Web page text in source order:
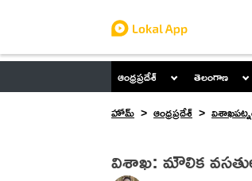
ఆంధ్రప్రదేశ్ తెలంగాణ
హోమ్
ఆంధ్రప్రదేశ్
విశాఖ: మౌలిక